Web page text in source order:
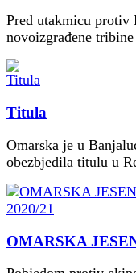
Pred utakmicu protiv
novoizgrađene
Titula
Omarska je u
obezbjedila titulu u
OMARSKA